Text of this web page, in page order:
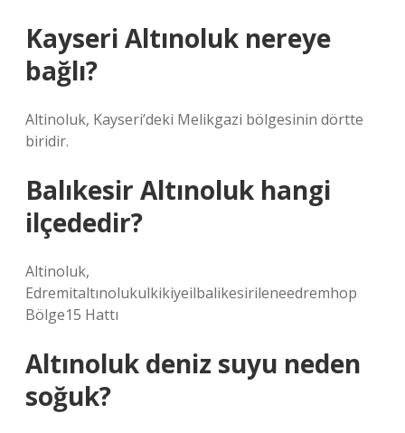
Kayseri Altınoluk nereye
bağlı?
Altinoluk, Kayseri’deki Melikgazi bölgesinin dörtte
biridir.
Balıkesir Altınoluk hangi
ilçededir?
Altinoluk,
Edremitaltınolukulkikiyeilbalikesirileneedremhop
Bölge15 Hattı
Altınoluk deniz suyu neden
soğuk?